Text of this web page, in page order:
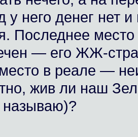
у него денег нет
Последнее место
— его ЖЖ-
в реале —
жив ли наш
называю)?